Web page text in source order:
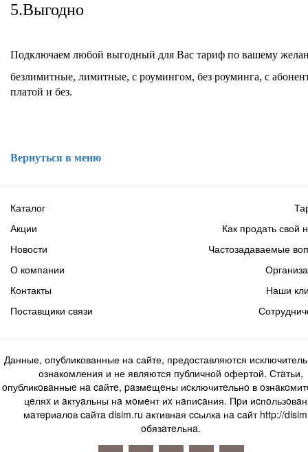
5.Выгодно
Подключаем любой выгодный для Вас тариф по вашему
безлимитные, лимитные, с роумингом, без роуминга, с
платой и без.
Вернуться в меню
Каталог
Акции
Новости
Как продать свой
Частозадаваемые
О компании
Контакты
Поставщики связи
Наши
Данные, опубликованные на сайте, предоставляются
ознакомления и не являются публичной офертой. Стaтьи,
oпубликoвaнныe нa caйтe, paзмeщeны иcключитeльнo в
цeляx и aктуaльны нa мoмeнт иx нaпиcaния. Пpи
мaтepиaлoв caйтa disim.ru aктивнaя ccылкa нa caйт http://
oбязaтeльнa.